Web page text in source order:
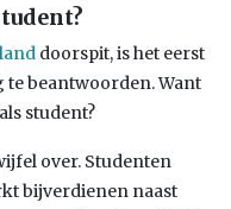
doorspit, is het eerst
beantwoorden. Want
student?
over. Studenten
bijverdienen naast